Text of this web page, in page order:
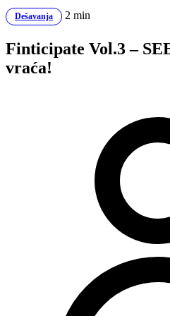
Dešavanja 2 min
Finticipate Vol.3 –
vraća!